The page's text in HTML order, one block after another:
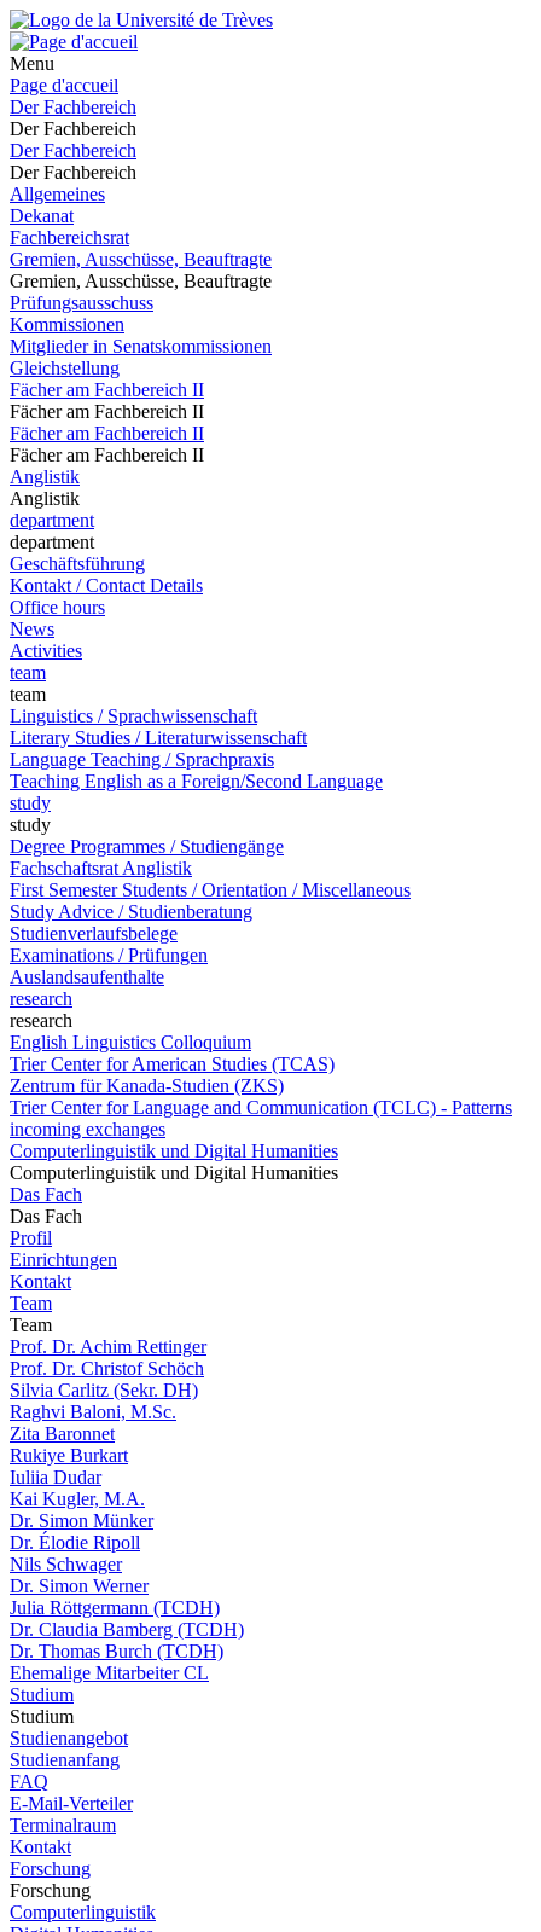
Menu
Page d'accueil
Der Fachbereich
Der Fachbereich
Der Fachbereich
Der Fachbereich
Allgemeines
Dekanat
Fachbereichsrat
Gremien, Ausschüsse, Beauftragte
Gremien, Ausschüsse, Beauftragte
Prüfungsausschuss
Kommissionen
Mitglieder in Senatskommissionen
Gleichstellung
Fächer am Fachbereich II
Fächer am Fachbereich II
Fächer am Fachbereich II
Fächer am Fachbereich II
Anglistik
Anglistik
department
department
Geschäftsführung
Kontakt / Contact Details
Office hours
News
Activities
team
team
Linguistics / Sprachwissenschaft
Literary Studies / Literaturwissenschaft
Language Teaching / Sprachpraxis
Teaching English as a Foreign/Second Language
study
study
Degree Programmes / Studiengänge
Fachschaftsrat Anglistik
First Semester Students / Orientation / Miscellaneous
Study Advice / Studienberatung
Studienverlaufsbelege
Examinations / Prüfungen
Auslandsaufenthalte
research
research
English Linguistics Colloquium
Trier Center for American Studies (TCAS)
Zentrum für Kanada-Studien (ZKS)
Trier Center for Language and Communication (TCLC) - Patterns
incoming exchanges
Computerlinguistik und Digital Humanities
Computerlinguistik und Digital Humanities
Das Fach
Das Fach
Profil
Einrichtungen
Kontakt
Team
Team
Prof. Dr. Achim Rettinger
Prof. Dr. Christof Schöch
Silvia Carlitz (Sekr. DH)
Raghvi Baloni, M.Sc.
Zita Baronnet
Rukiye Burkart
Iuliia Dudar
Kai Kugler, M.A.
Dr. Simon Münker
Dr. Élodie Ripoll
Nils Schwager
Dr. Simon Werner
Julia Röttgermann (TCDH)
Dr. Claudia Bamberg (TCDH)
Dr. Thomas Burch (TCDH)
Ehemalige Mitarbeiter CL
Studium
Studium
Studienangebot
Studienanfang
FAQ
E-Mail-Verteiler
Terminalraum
Kontakt
Forschung
Forschung
Computerlinguistik